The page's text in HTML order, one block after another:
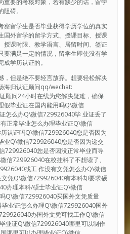
重要的考核对象，若有缺少的话，留学
碍。
察留学生是否毕业获得学历学位的真实
国外留学的留学方式、授课目标、授课
授课时限、教学语言、居留时间、签证
要满足一定的情况，留学生即使没有学
学历认证的。
，但是绝不要轻言放弃。想要轻松解决
海归认证顾问qq/wechat:
顾问24小时在线为您解决疑难，确保
假毕业证在国内能用吗Q\微信
怎么办Q\微信729926040毕 业证丢了
正常毕业怎么办理毕业证Q\微信
认证吗Q\微信729926040您是否因为
业Q\微信729926040您是否因为递交
729926040您是否因没正常毕业而导
信729926040在校挂科了不想读了、
找工 作没有文凭怎么办Q\微信
凭Q\微信729926040有本科却要求硕
办理本科/硕士毕业证Q\微信
Q\微信729926040买国外文凭质量
业证怎么办理Q\微信729926040国外
办国外文凭可找工作Q\微信
业证Q\微信729926040哪里可以制作